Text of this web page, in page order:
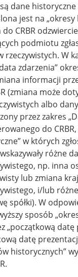
dane historyczne
jest na „okresy
do CRBR
podmiotu
W
zdarzenia”
informacji
(zmiana może
albo
przez zakres
do
w których
różne
np. inna
lub zmiana
i/lub
spółki). W
sposób
„początkową
datę
historycznych”